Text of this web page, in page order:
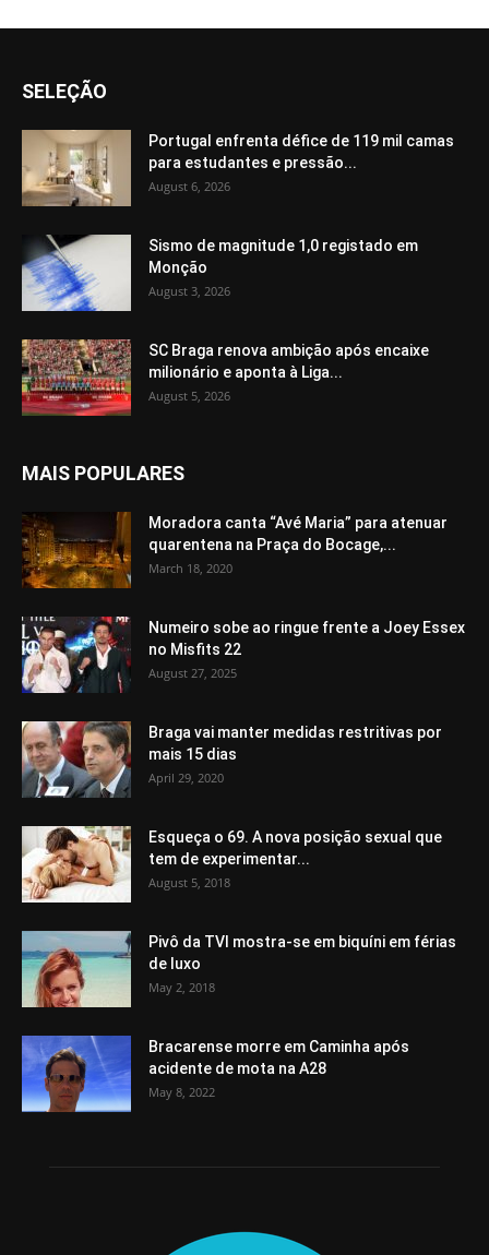
SELEÇÃO
Portugal enfrenta défice de 119 mil camas
para estudantes e pressão...
August 6, 2026
Sismo de magnitude 1,0 registado em
Monção
August 3, 2026
SC Braga renova ambição após encaixe
milionário e aponta à Liga...
August 5, 2026
MAIS POPULARES
Moradora canta “Avé Maria” para atenuar
quarentena na Praça do Bocage,...
March 18, 2020
Numeiro sobe ao ringue frente a Joey Essex
no Misfits 22
August 27, 2025
Braga vai manter medidas restritivas por
mais 15 dias
April 29, 2020
Esqueça o 69. A nova posição sexual que
tem de experimentar...
August 5, 2018
Pivô da TVI mostra-se em biquíni em férias
de luxo
May 2, 2018
Bracarense morre em Caminha após
acidente de mota na A28
May 8, 2022